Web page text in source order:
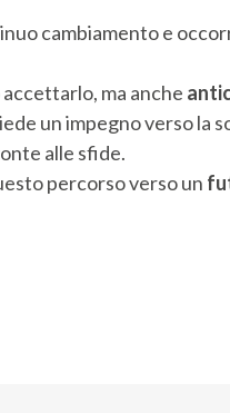
cambiamento e
ma anche
un impegno verso la
alle sfide.
percorso verso un